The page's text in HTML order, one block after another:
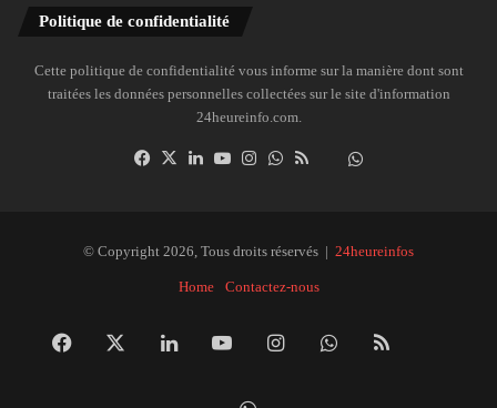
Politique de confidentialité
Cette politique de confidentialité vous informe sur la manière dont sont
traitées les données personnelles collectées sur le site d'information
24heureinfo.com.
Facebook
X LinkedinYouTubeInstagramWhatsAppDailymotion
© Copyright 2026, Tous droits réservés | 24heureinfos
Home Contactez-nous
Facebook LinkedinYouTubeInstagramWhatsApp
RSS